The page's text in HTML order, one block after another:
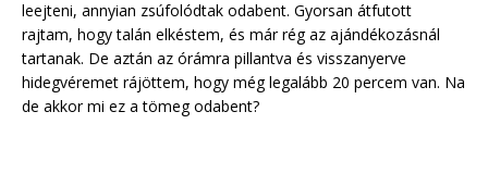
leejteni, annyian zsúfolódtak odabent. Gyorsan átfutott
rajtam, hogy talán elkéstem, és már rég az ajándékozásnál
tartanak. De aztán az órámra pillantva és visszanyerve
hidegvéremet rájöttem, hogy még legalább 20 percem van. Na
de akkor mi ez a tömeg odabent?